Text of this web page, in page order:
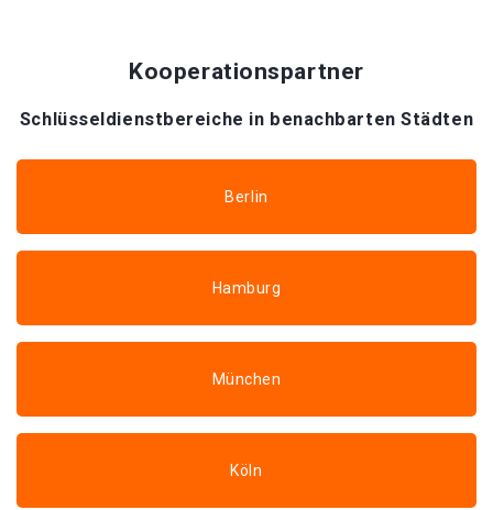
Kooperationspartner
Schlüsseldienstbereiche in benachbarten Städten
Berlin
Hamburg
München
Köln